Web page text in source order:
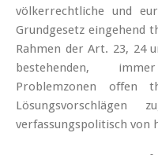
völkerrechtliche und
Grundgesetz eingehend
Rahmen der Art. 23, 24
bestehenden,
Problemzonen offen
verfassungspolitisch von